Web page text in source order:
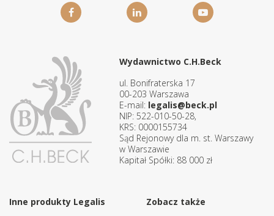
Wydawnictwo C.H.Beck
ul. Bonifraterska 17
00-203 Warszawa
E-mail: legalis@beck.pl
NIP: 522-010-50-28,
KRS: 0000155734
Sąd Rejonowy dla m. st. Warszawy
w Warszawie
Kapitał Spółki: 88 000 zł
Inne produkty Legalis
Zobacz także